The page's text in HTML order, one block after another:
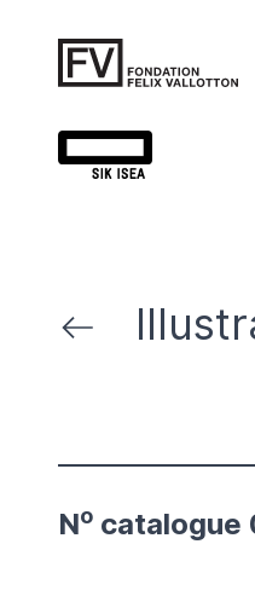
No catalogue